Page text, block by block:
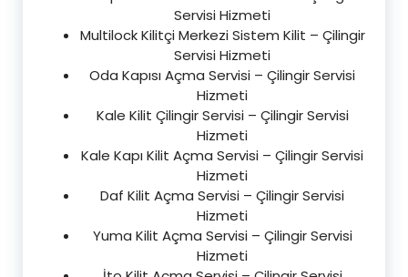
Servisi Hizmeti
Multilock Kilitçi Merkezi Sistem Kilit – Çilingir
Servisi Hizmeti
Oda Kapısı Açma Servisi – Çilingir Servisi
Hizmeti
Kale Kilit Çilingir Servisi – Çilingir Servisi
Hizmeti
Kale Kapı Kilit Açma Servisi – Çilingir Servisi
Hizmeti
Daf Kilit Açma Servisi – Çilingir Servisi
Hizmeti
Yuma Kilit Açma Servisi – Çilingir Servisi
Hizmeti